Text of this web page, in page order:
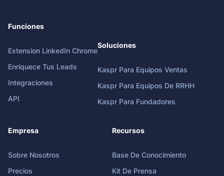
Funciones
Extension LinkedIn Chrome
Enriquece Tus Leads
Integraciones
API
Soluciones
Kaspr Para Equipos Ventas
Kaspr Para Equipos De RRHH
Kaspr Para Fundadores
Empresa
Sobre Nosotros
Precios
Recursos
Base De Conocimiento
Kit De Prensa